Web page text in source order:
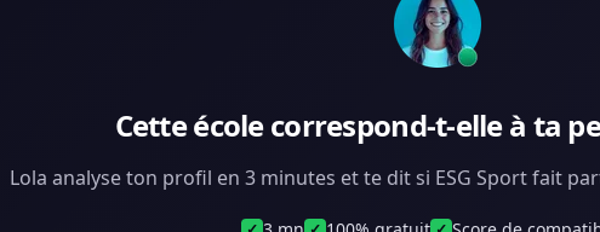
Cette école correspond-t-elle à ta
Lola analyse ton profil en 3 minutes et te dit si ESG Sport fait